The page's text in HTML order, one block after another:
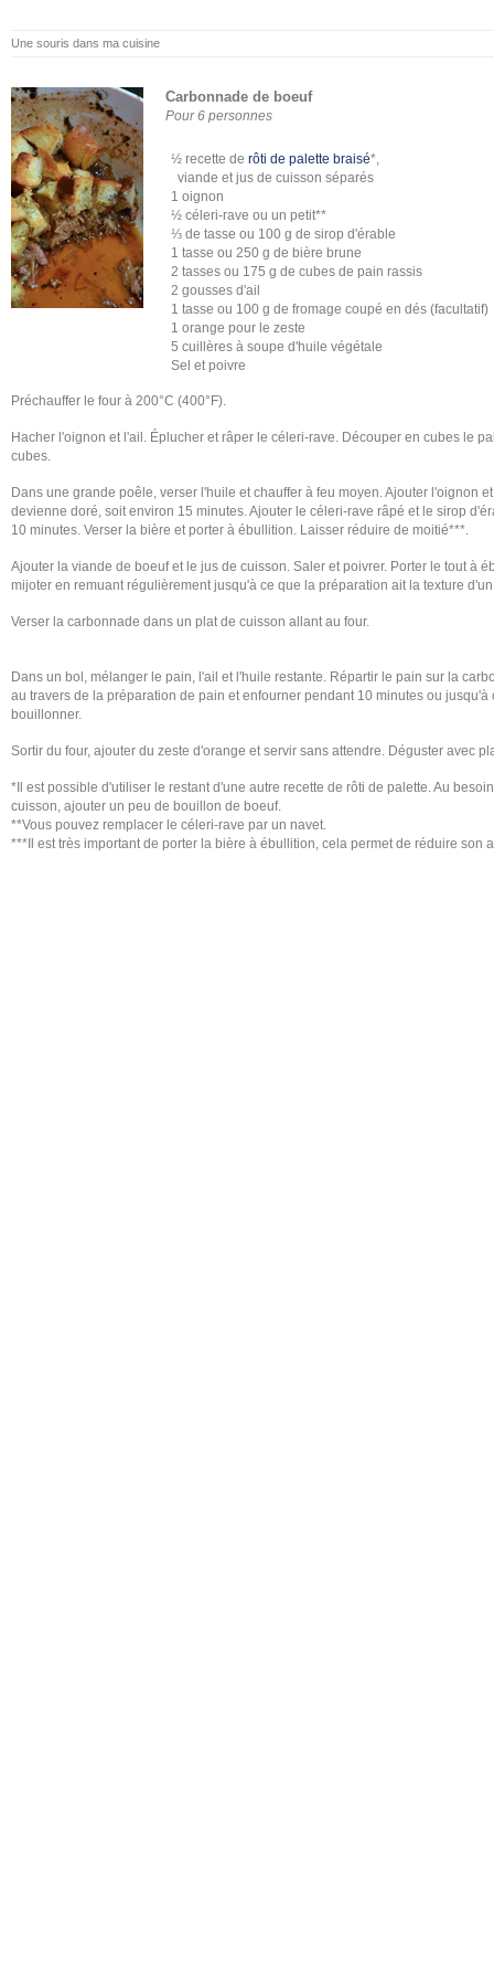
Une souris dans ma cuisine
Carbonnade de boeuf
Pour 6 personnes
½ recette de rôti de palette braisé*,
viande et jus de cuisson séparés
1 oignon
½ céleri-rave ou un petit**
⅓ de tasse ou 100 g de sirop d'érable
1 tasse ou 250 g de bière brune
2 tasses ou 175 g de cubes de pain rassis
2 gousses d'ail
1 tasse ou 100 g de fromage coupé en dés (facultatif)
1 orange pour le zeste
5 cuillères à soupe d'huile végétale
Sel et poivre
Préchauffer le four à 200°C (400°F).
Hacher l'oignon et l'ail. Éplucher et râper le céleri-rave. Découper en cubes le
cubes.
Dans une grande poêle, verser l'huile et chauffer à feu moyen. Ajouter l'oignon
devienne doré, soit environ 15 minutes. Ajouter le céleri-rave râpé et le sirop
10 minutes. Verser la bière et porter à ébullition. Laisser réduire de moitié***.
Ajouter la viande de boeuf et le jus de cuisson. Saler et poivrer. Porter le tout à
mijoter en remuant régulièrement jusqu'à ce que la préparation ait la texture
Verser la carbonnade dans un plat de cuisson allant au four.
Dans un bol, mélanger le pain, l'ail et l'huile restante. Répartir le pain sur la
au travers de la préparation de pain et enfourner pendant 10 minutes ou
bouillonner.
Sortir du four, ajouter du zeste d'orange et servir sans attendre. Déguster avec
*Il est possible d'utiliser le restant d'une autre recette de rôti de palette. Au
cuisson, ajouter un peu de bouillon de boeuf.
**Vous pouvez remplacer le céleri-rave par un navet.
***Il est très important de porter la bière à ébullition, cela permet de réduire son